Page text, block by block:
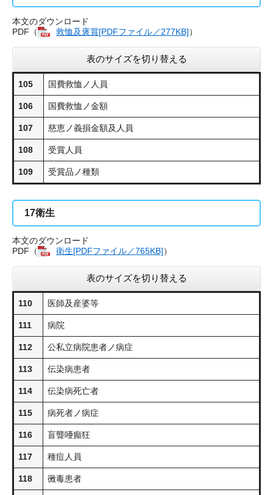
本文のダウンロード
PDF（
救恤及褒賞[PDFファイル／277KB]​）
表のサイズを切り替える
105 国費救恤ノ人員
106 国費救恤ノ金額
107 慈恵ノ義損金額及人員
108 受賞人員
109 受賞品ノ種類
17衛生
本文のダウンロード
PDF（
衛生[PDFファイル／765KB]​）
表のサイズを切り替える
110 医師及産婆等
111 病院
112 公私立病院患者ノ病症
113 伝染病患者
114 伝染病死亡者
115 病死者ノ病症
116 盲聾唖癲狂
117 種痘人員
118 黴毒患者